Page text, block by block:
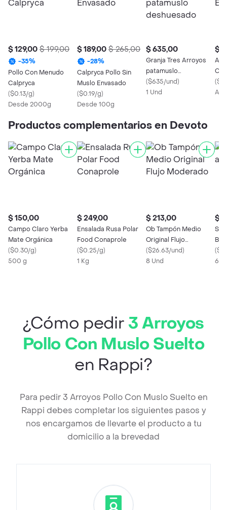
$ 129,00 $ 199,00
-35%
Pollo Con Menudo
Calpryca
($0.13/g)
Desde 2000g
$ 189,00 $ 265,00
-28%
Calpryca Pollo Sin
Muslo Envasado
($0.19/g)
Desde 100g
$ 635,00
Granja Tres Arroyos
patamuslo
deshuesado
($635/und)
1 Und
$
(
Productos complementarios en Devoto
$ 150,00
Campo Claro Yerba
Mate Orgánica
($0.30/g)
500 g
$ 249,00
Ensalada Rusa Polar
Food Conaprole
($0.25/g)
1 Kg
$ 213,00
Ob Tampón Medio
Original Flujo
Moderado
($26.63/und)
8 Und
$
(
¿Cómo pedir3 Arroyos
Pollo Con Muslo Suelto
en Rappi?
Para pedir 3 Arroyos Pollo Con Muslo Suelto en
Rappi debes completar los siguientes pasos y
nos encargamos de llevarte el producto a tu
domicilio a la brevedad